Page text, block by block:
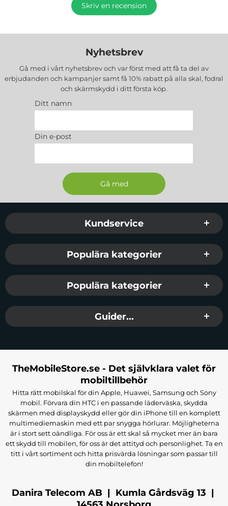
Skriv en recension
Nyhetsbrev
Gå med i vårt nyhetsbrev och var först med att få ta del av
erbjudanden och kampanjer samt få 10% rabatt på alla skal, fodral
och skärmskydd i ditt första köp.
Ditt namn
Din e-post
Sidfot Blandad info och länkar
Kundservice
Populära kategorier
Populära kategorier
Guider...
TheMobileStore.se - Det självklara valet för
mobiltillbehör
Hitta rätt mobilskal för din Apple, Huawei, Samsung och Sony
mobil. Förvara din HTC i en passande läderväska, skydda
skärmen med displayskydd eller gör din iPhone till en komplett
multimediemaskin med ett par snygga hörlurar. Möjligheterna
är i stort sett oändliga. För oss är ett skal så mycket mer än bara
ett skydd till mobilen, för oss är det attityd och personlighet. Ta en
titt i vårt sortiment och hitta prisvärda lösningar som passar till
din mobiltelefon!
Danira Telecom AB | Kumla Gårdsväg 13 |